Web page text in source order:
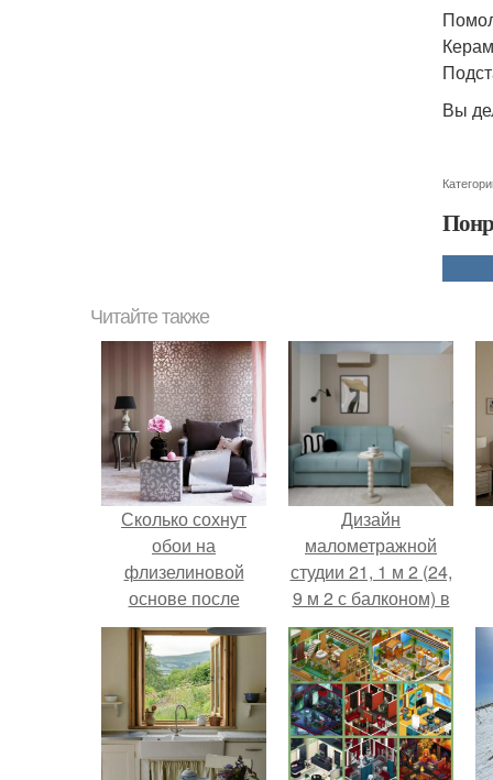
Вы
Читайте также
Сколько сохнут
обои на
флизелиновой
основе после
поклейки. Когда
высохнет клей?
Дизайн
малометражной
студии 21, 1 м 2 (24,
9 м 2 с балконом) в
Краснодаре.